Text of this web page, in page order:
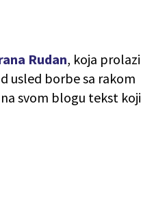
Rudan, koja prolazi
usled borbe sa rakom
svom blogu tekst koji